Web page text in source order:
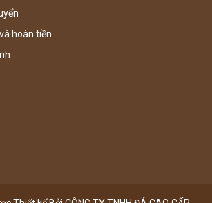
hoàn tiền